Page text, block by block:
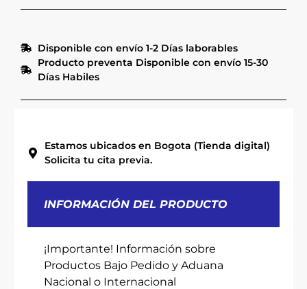
Disponible con envío 1-2 Días laborables
Producto preventa Disponible con envío 15-30
Días Habiles
Estamos ubicados en Bogota (Tienda digital)
Solicita tu cita previa.
INFORMACIÓN DEL PRODUCTO
¡Importante! Información sobre
Productos Bajo Pedido y Aduana
Nacional o Internacional